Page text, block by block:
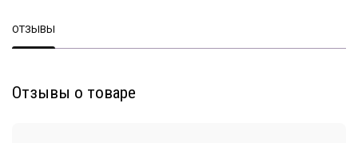
ОТЗЫВЫ
Отзывы о товаре